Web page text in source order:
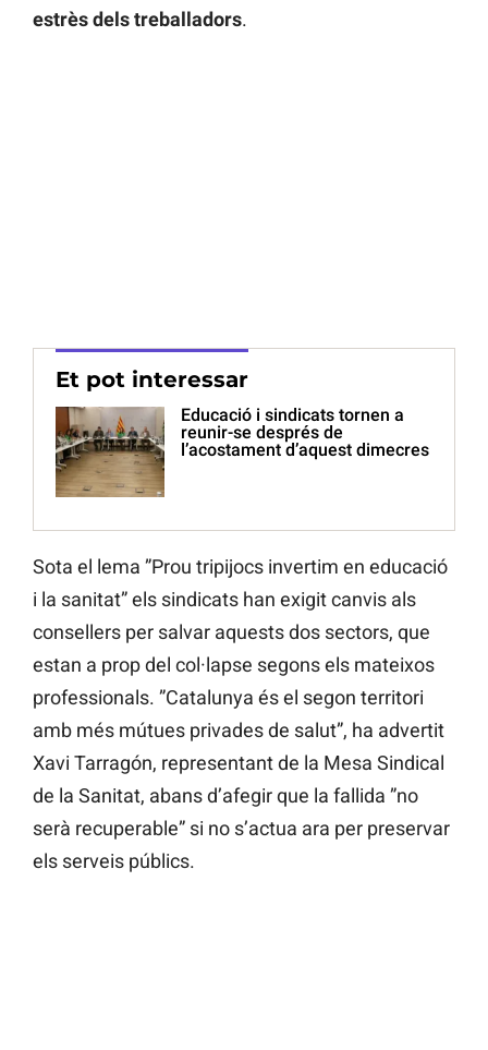
estrès dels treballadors.
Et pot interessar
Educació i sindicats tornen a
reunir-se després de
l’acostament d’aquest dimecres
Sota el lema ”Prou tripijocs invertim en educació
i la sanitat” els sindicats han exigit canvis als
consellers per salvar aquests dos sectors, que
estan a prop del col·lapse segons els mateixos
professionals. ”Catalunya és el segon territori
amb més mútues privades de salut”, ha advertit
Xavi Tarragón, representant de la Mesa Sindical
de la Sanitat, abans d’afegir que la fallida ”no
serà recuperable” si no s’actua ara per preservar
els serveis públics.